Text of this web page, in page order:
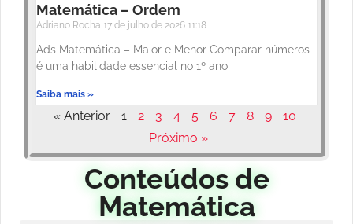
Matemática – Ordem
Adriano Rocha 17 de julho de 2026 11:18
Ads Matemática – Maior e Menor Comparar números
é uma habilidade essencial no 1º ano
Saiba mais »
« Anterior 1 2 3 4 5 6 7 8 9
10
Próximo »
Conteúdos de
Matemática